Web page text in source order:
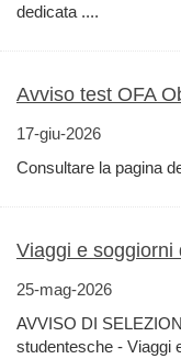
dedicata ....
Avviso test OFA
17-giu-2026
Consultare la pagina
Viaggi e soggiorni
25-mag-2026
AVVISO DI
studentesche - Viaggi